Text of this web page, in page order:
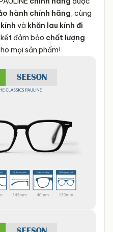
vuông
Acetate Cao cấp
hành chính hãng, cùng
và khăn lau kính đi
đảm bảo chất lượng
mọi sản phẩm!